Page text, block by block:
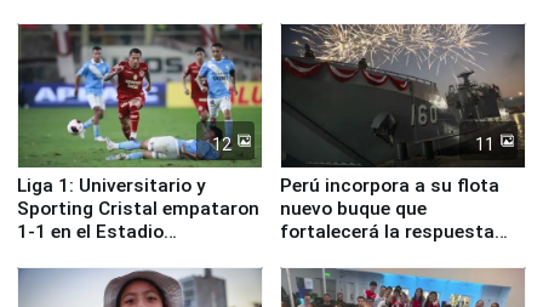
12
Liga 1: Universitario y
Sporting Cristal empataron
1-1 en el Estadio
11
Perú incorpora a su flota
nuevo buque que
fortalecerá la respuesta